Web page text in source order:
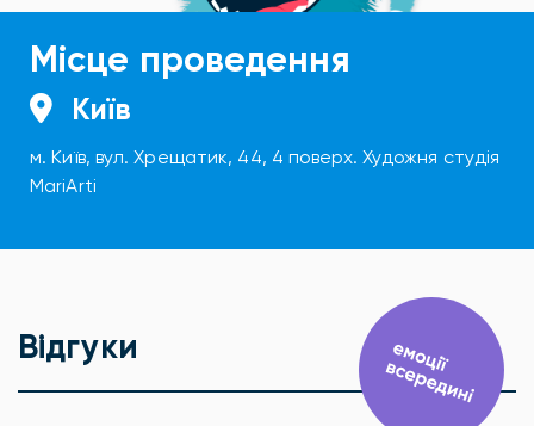
Місце проведення
Київ
м. Київ, вул. Хрещатик, 44, 4 поверх. Художня студія
MariArti
Відгуки